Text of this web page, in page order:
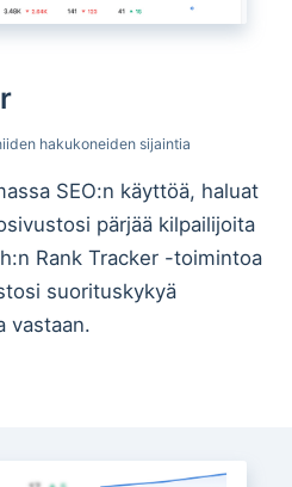
hakukoneiden sijaintia
SEO:n käyttöä, haluat
pärjää kilpailijoita
Rank Tracker -toimintoa
suorituskykyä
vastaan.